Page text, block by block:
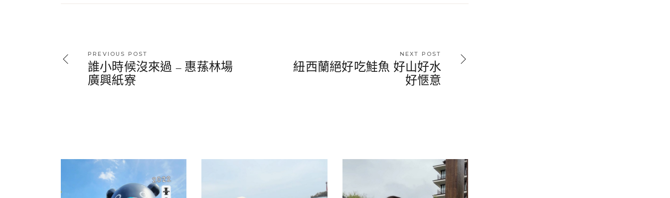
PREVIOUS POST
誰小時候沒來過 – 惠蓀林場
廣興紙寮
NEXT POST
紐西蘭絕好吃鮭魚 好山好水
好愜意